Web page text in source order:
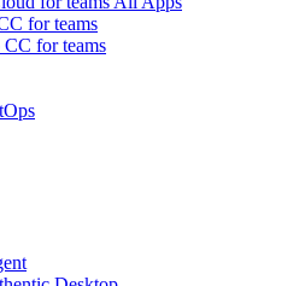
for teams
CC for teams